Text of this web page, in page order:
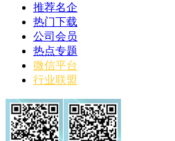
推荐名企
热门下载
公司会员
热点专题
微信平台
行业联盟